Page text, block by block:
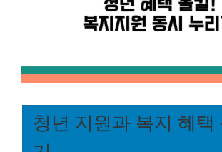
청년 지원과 복지 혜택